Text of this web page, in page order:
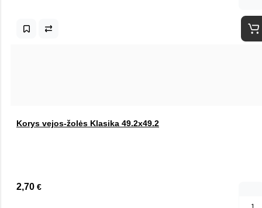
Korys vejos-žolės Klasika 49.2x49.2
2,70 €